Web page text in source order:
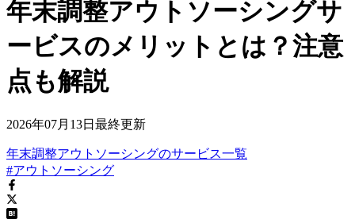
年末調整アウトソーシングサ
ービスのメリットとは？注意
点も解説
2026年07月13日 最終更新
年末調整アウトソーシングのサービス一覧
#アウトソーシング